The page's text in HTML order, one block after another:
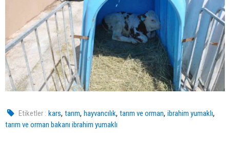
Etiketler : kars,tarım,hayvancılık,tarım ve orman,ibrahim yumaklı,
tarım ve orman bakanı ibrahim yumaklı